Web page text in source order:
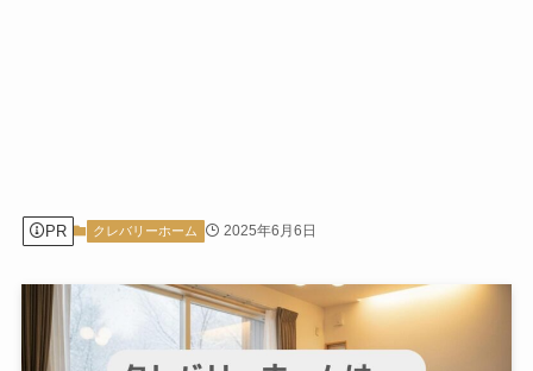
PR クレバリーホーム 2025年6月6日